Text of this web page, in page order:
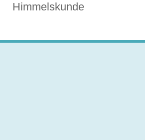
Himmelskunde